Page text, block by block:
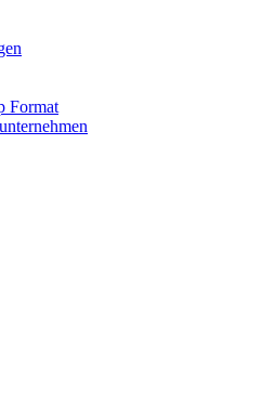
Format